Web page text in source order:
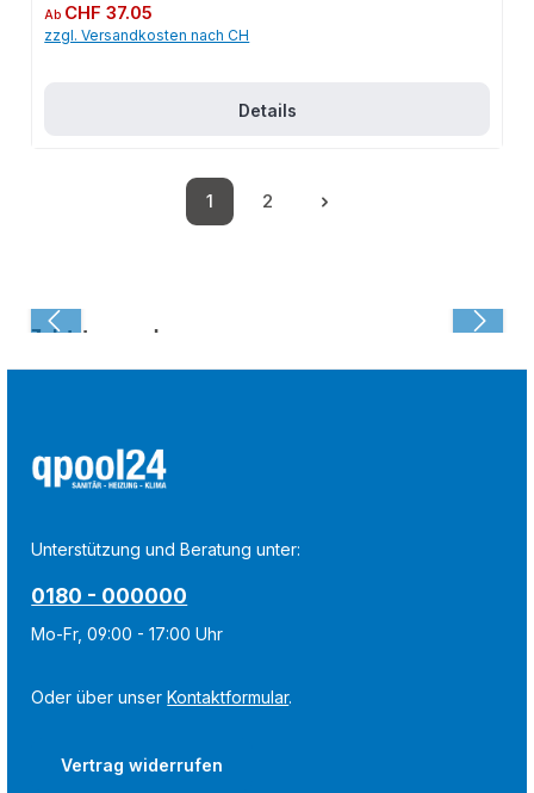
Regulärer Preis:
Ab CHF 37.05
zzgl. Versandkosten nach CH
Details
Seite
1
Seite
2
Zuletzt angesehen:
Unterstützung und Beratung unter:
0180 - 000000
Mo-Fr, 09:00 - 17:00 Uhr
Oder über unser Kontaktformular.
Vertrag widerrufen